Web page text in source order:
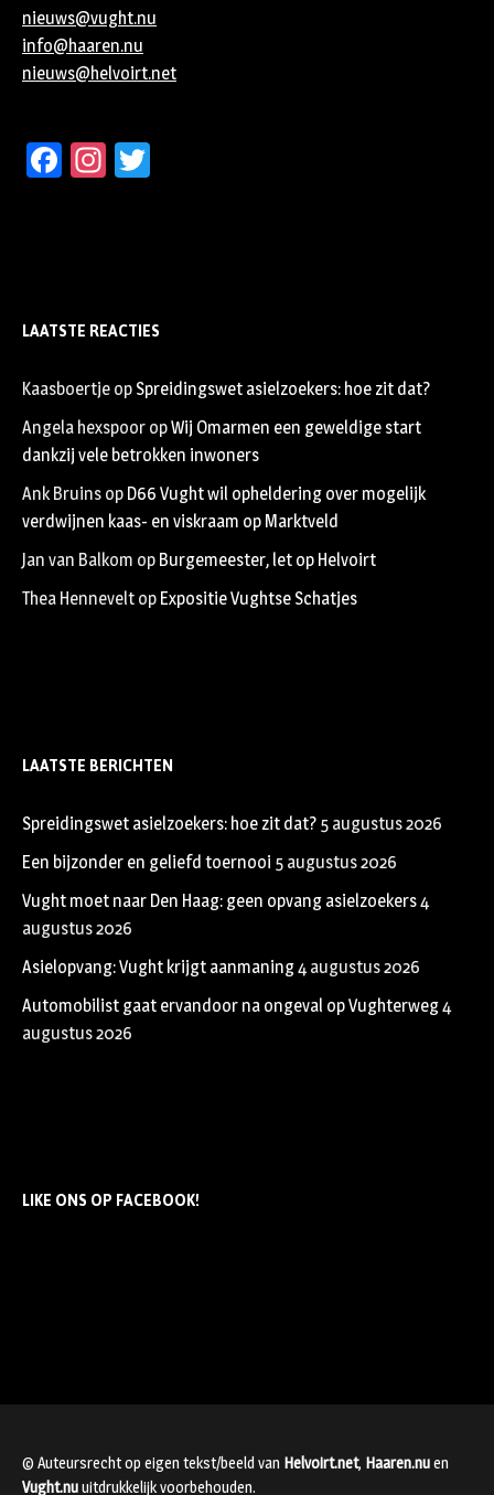
nieuws@vught.nu
info@haaren.nu
nieuws@helvoirt.net
Facebook
Instagram
LAATSTE REACTIES
Kaasboertje op Spreidingswet asielzoekers: hoe zit dat?
Angela hexspoor opWij Omarmen een geweldige start
dankzij vele betrokken inwoners
Ank Bruins op D66 Vught wil opheldering over mogelijk
verdwijnen kaas- en viskraam op Marktveld
Jan van Balkom op Burgemeester, let op Helvoirt
Thea Hennevelt op Expositie Vughtse Schatjes
LAATSTE BERICHTEN
Spreidingswet asielzoekers: hoe zit dat? 5 augustus 2026
Een bijzonder en geliefd toernooi 5 augustus 2026
Vught moet naar Den Haag: geen opvang asielzoekers4
augustus 2026
Asielopvang: Vught krijgt aanmaning4 augustus 2026
Automobilist gaat ervandoor na ongeval op Vughterweg4
augustus 2026
LIKE ONS OP FACEBOOK!
© Auteursrecht op eigen tekst/beeld van Helvoirt.net, Haaren.nuen
Vught.nuuitdrukkelijk voorbehouden.